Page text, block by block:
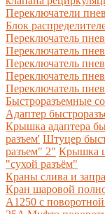
Переключатели
Блок
Переключатель
Переключатель
Переключатель
Переключатель
Переключатель
Быстроразъемные
Адаптер
Крышка адаптера
разъем' Штуцер
разъем" 2" Крышка
"сухой разъём"
Краны слива и
Кран шаровой
A1250 с